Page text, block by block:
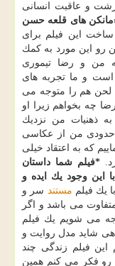
و عاقبت انسانی
های قلعه حسن
این فیلم برای
رو این مورد به كمك
من و رضا تیموری
است و ما تجربه های
لحن هم را متوجه می
چه بخواهم زیرا او
به ذهنیات من نزدیك
حدودی من از عكاسی
كه به اعتقاد خیلی
*فیلم شما داستان
وجود یك ایده و
یك فیلم مستند سر و
می باشد و اگر
می شویم یك فیلم
شاید مدل روایت و
این فیلم زندگی چند
رو فكر می كنم همین